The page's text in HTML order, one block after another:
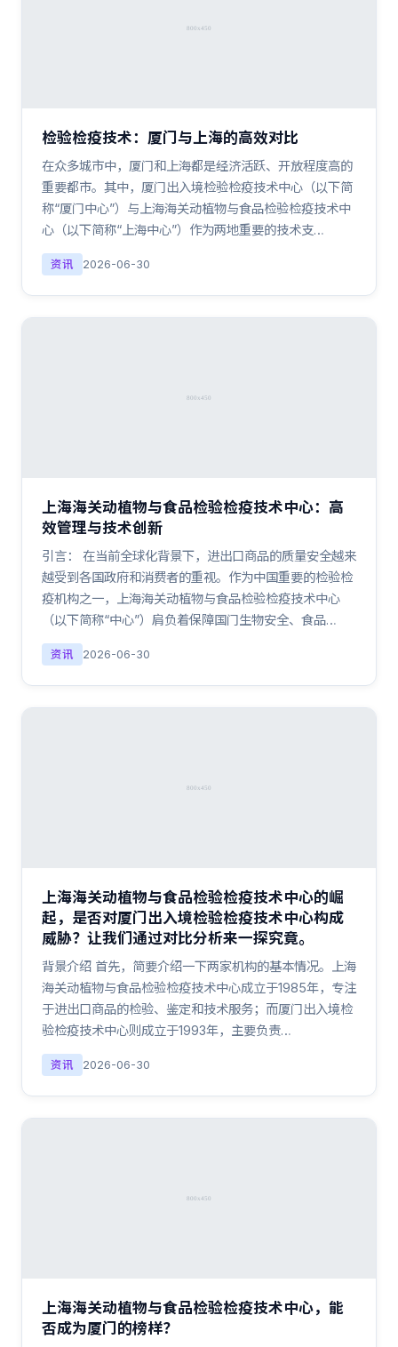
检验检疫技术：厦门与上海的高效对比
在众多城市中，厦门和上海都是经济活跃、开放程度高的
重要都市。其中，厦门出入境检验检疫技术中心（以下简
称“厦门中心”）与上海海关动植物与食品检验检疫技术中
心（以下简称“上海中心”）作为两地重要的技术支…
资讯 2026-06-30
上海海关动植物与食品检验检疫技术中心：高
效管理与技术创新
引言： 在当前全球化背景下，进出口商品的质量安全越来
越受到各国政府和消费者的重视。作为中国重要的检验检
疫机构之一，上海海关动植物与食品检验检疫技术中心
（以下简称“中心”）肩负着保障国门生物安全、食品…
资讯 2026-06-30
上海海关动植物与食品检验检疫技术中心的崛
起，是否对厦门出入境检验检疫技术中心构成
威胁？让我们通过对比分析来一探究竟。
背景介绍 首先，简要介绍一下两家机构的基本情况。上海
海关动植物与食品检验检疫技术中心成立于1985年，专注
于进出口商品的检验、鉴定和技术服务；而厦门出入境检
验检疫技术中心则成立于1993年，主要负责…
资讯 2026-06-30
上海海关动植物与食品检验检疫技术中心，能
否成为厦门的榜样？